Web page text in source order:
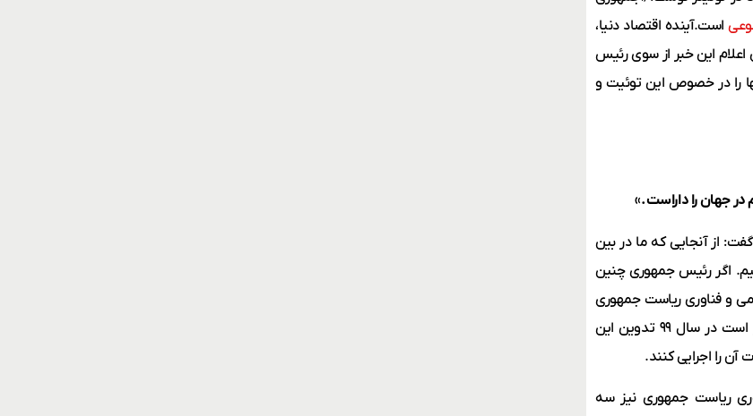
است.آینده اقتصاد دنیا،
این خبر از سوی رئیس
را در خصوص این توئیت و
جهان را داراست.»
از آنجایی که ما در بین
اگر رئیس جمهوری چنین
و فناوری ریاست جمهوری
نیز در حال تدوین برنامه راهبردی برای استفاده از هوش مصنوعی است و قرار است در سال ۹۹ تدوین این
را اجرایی کنند.
ریاست جمهوری نیز سه